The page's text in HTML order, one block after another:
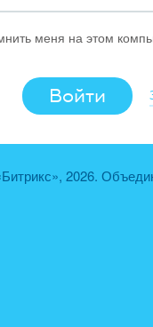
меня на этом
2026.